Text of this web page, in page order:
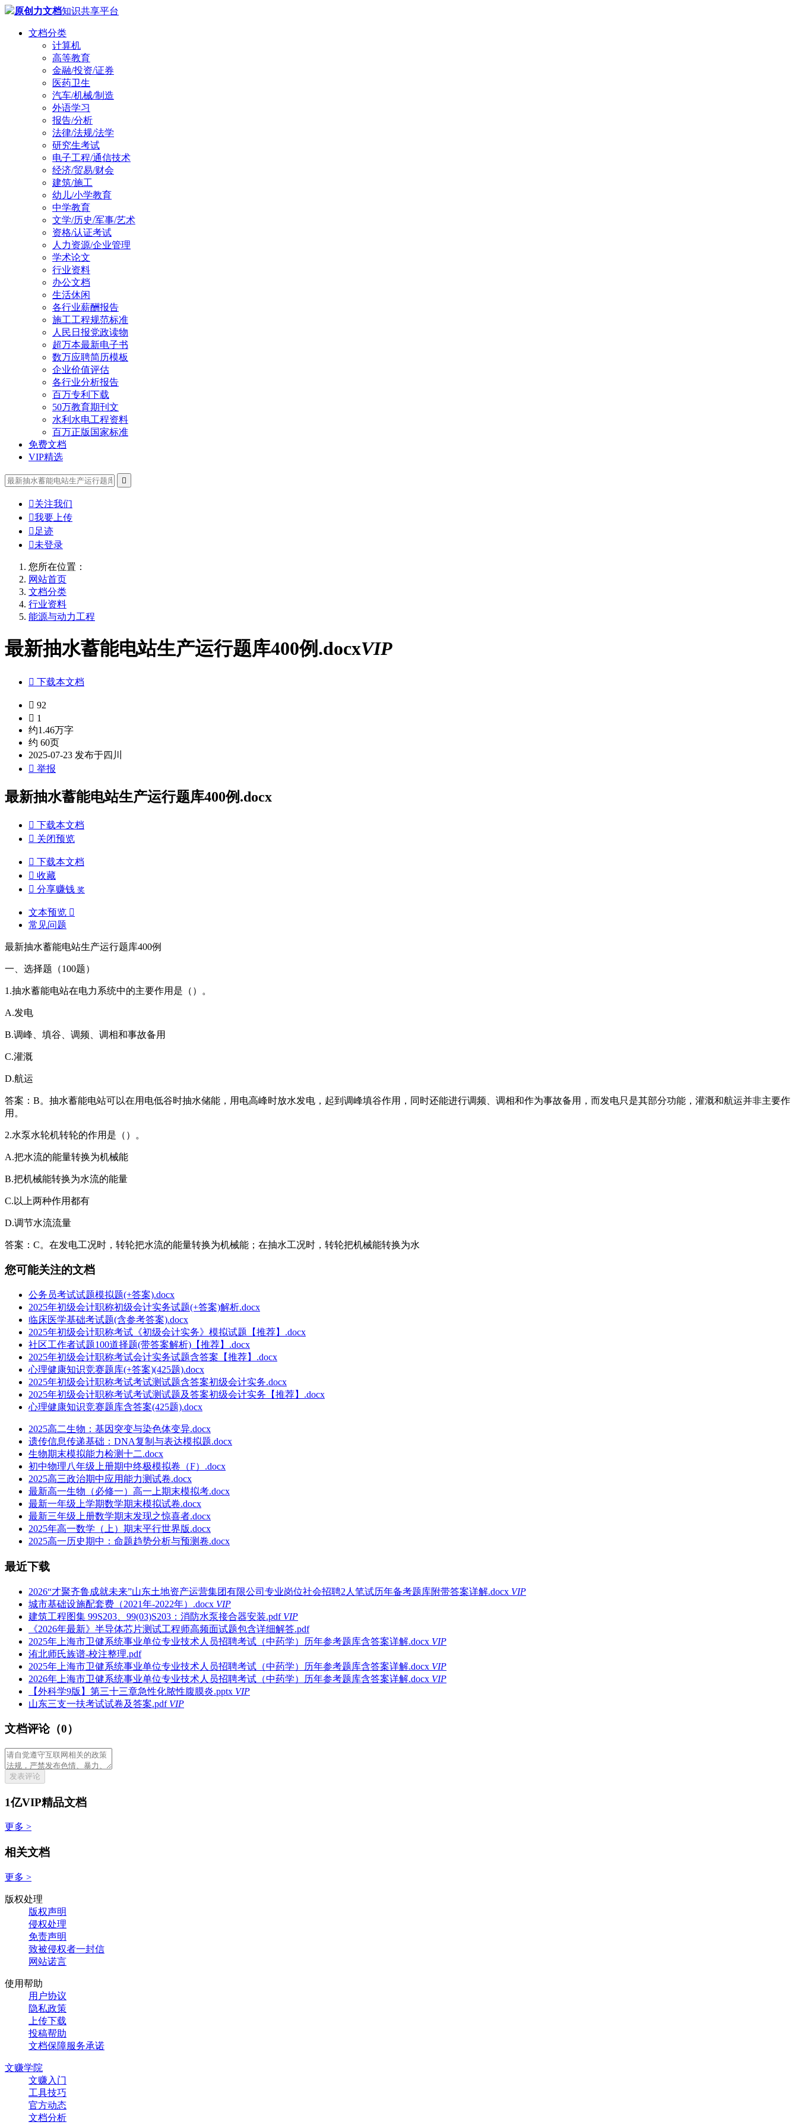
原创力文档知识共享平台
文档分类
计算机
高等教育
金融/投资/证券
医药卫生
汽车/机械/制造
外语学习
报告/分析
法律/法规/法学
研究生考试
电子工程/通信技术
经济/贸易/财会
建筑/施工
幼儿/小学教育
中学教育
文学/历史/军事/艺术
资格/认证考试
人力资源/企业管理
学术论文
行业资料
办公文档
生活休闲
各行业薪酬报告
施工工程规范标准
人民日报党政读物
超万本最新电子书
数万应聘简历模板
企业价值评估
各行业分析报告
百万专利下载
50万教育期刊文
水利水电工程资料
百万正版国家标准
免费文档
VIP精选

关注我们
我要上传
 足迹
未登录
您所在位置：
网站首页
文档分类
行业资料
能源与动力工程
最新抽水蓄能电站生产运行题库400例.docxVIP
 下载本文档
 92
 1
约1.46万字
约 60页
2025-07-23 发布于四川
 举报
最新抽水蓄能电站生产运行题库400例.docx
 下载本文档
 关闭预览
 下载本文档
 收藏
 分享赚钱 奖
文本预览 
常见问题
最新抽水蓄能电站生产运行题库400例
一、选择题（100题）
1.抽水蓄能电站在电力系统中的主要作用是（）。
A.发电
B.调峰、填谷、调频、调相和事故备用
C.灌溉
D.航运
答案：B。抽水蓄能电站可以在用电低谷时抽水储能，用电高峰时放水发电，起到调峰填谷作用，同时还能进行调频、调相和作为事故备用，而发电只是其部分功能，灌溉和航运并非主要作
用。
2.水泵水轮机转轮的作用是（）。
A.把水流的能量转换为机械能
B.把机械能转换为水流的能量
C.以上两种作用都有
D.调节水流流量
答案：C。在发电工况时，转轮把水流的能量转换为机械能；在抽水工况时，转轮把机械能转换为水
您可能关注的文档
公务员考试试题模拟题(+答案).docx
2025年初级会计职称初级会计实务试题(+答案)解析.docx
临床医学基础考试题(含参考答案).docx
2025年初级会计职称考试《初级会计实务》模拟试题【推荐】.docx
社区工作者试题100道择题(带答案解析)【推荐】.docx
2025年初级会计职称考试会计实务试题含答案【推荐】.docx
心理健康知识竞赛题库(+答案)(425题).docx
2025年初级会计职称考试考试测试题含答案初级会计实务.docx
2025年初级会计职称考试考试测试题及答案初级会计实务【推荐】.docx
心理健康知识竞赛题库含答案(425题).docx
2025高二生物：基因突变与染色体变异.docx
遗传信息传递基础：DNA复制与表达模拟题.docx
生物期末模拟能力检测十二.docx
初中物理八年级上册期中终极模拟卷（F）.docx
2025高三政治期中应用能力测试卷.docx
最新高一生物（必修一）高一上期末模拟考.docx
最新一年级上学期数学期末模拟试卷.docx
最新三年级上册数学期末发现之惊喜者.docx
2025年高一数学（上）期末平行世界版.docx
2025高一历史期中：命题趋势分析与预测卷.docx
最近下载
2026“才聚齐鲁成就未来”山东土地资产运营集团有限公司专业岗位社会招聘2人笔试历年备考题库附带答案详解.docx VIP
城市基础设施配套费（2021年-2022年）.docx VIP
建筑工程图集 99S203、99(03)S203：消防水泵接合器安装.pdf VIP
《2026年最新》半导体芯片测试工程师高频面试题包含详细解答.pdf
2025年上海市卫健系统事业单位专业技术人员招聘考试（中药学）历年参考题库含答案详解.docx VIP
洧北师氏族谱-校注整理.pdf
2025年上海市卫健系统事业单位专业技术人员招聘考试（中药学）历年参考题库含答案详解.docx VIP
2026年上海市卫健系统事业单位专业技术人员招聘考试（中药学）历年参考题库含答案详解.docx VIP
【外科学9版】第三十三章急性化脓性腹膜炎.pptx VIP
山东三支一扶考试试卷及答案.pdf VIP
文档评论（0）
发表评论
1亿VIP精品文档
更多 >
相关文档
更多 >
版权处理
版权声明
侵权处理
免责声明
致被侵权者一封信
网站诺言
使用帮助
用户协议
隐私政策
上传下载
投稿帮助
文档保障服务承诺
文赚学院
文赚入门
工具技巧
官方动态
文档分析